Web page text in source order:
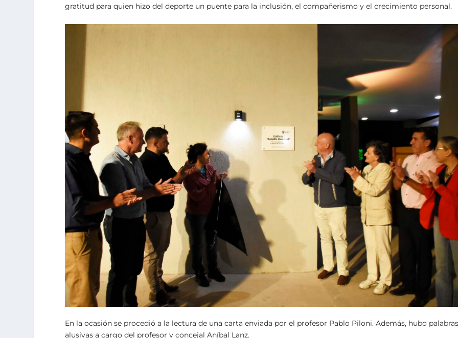
gratitud para quien hizo del deporte un puente para la inclusión, el compañerismo y el crecimiento personal.
En la ocasión se procedió a la lectura de una carta enviada por el profesor Pablo Piloni. Además, hubo
alusivas a cargo del profesor y concejal Aníbal Lanz.